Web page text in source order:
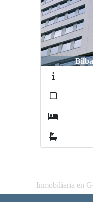
Inmobiliaria en